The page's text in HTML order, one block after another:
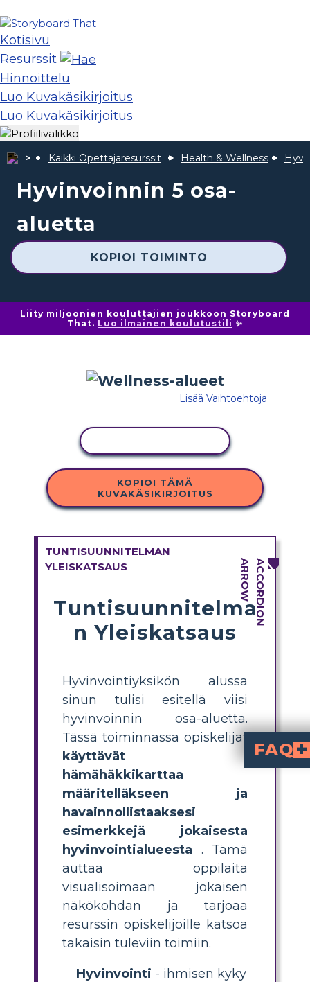
Kotisivu
Resurssit
Hinnoittelu
Luo Kuvakäsikirjoitus
Luo Kuvakäsikirjoitus
Kaikki Opettajaresurssit Health & Wellness
Hyvinvoinnin 5 osa-
aluetta
KOPIOI TOIMINTO
Liity miljoonien kouluttajien joukkoon Storyboard
That. Luo ilmainen koulutustili ✨
Lisää Vaihtoehtoja
KOPIOI TÄMÄ
KUVAKÄSIKIRJOITUS
TUNTISUUNNITELMAN
YLEISKATSAUS
Tuntisuunnitelma
n Yleiskatsaus
Hyvinvointiyksikön alussa
sinun tulisi esitellä viisi
hyvinvoinnin osa-aluetta.
Tässä toiminnassa opiskelijat
käyttävät
hämähäkkikarttaa
määritelläkseen ja
havainnollistaaksesi
esimerkkejä jokaisesta
hyvinvointialueesta . Tämä
auttaa oppilaita
visualisoimaan jokaisen
näkökohdan ja tarjoaa
resurssin opiskelijoille katsoa
takaisin tuleviin toimiin.
Hyvinvointi - ihmisen kyky
FAQ